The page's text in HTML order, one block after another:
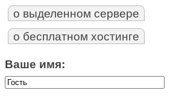
о выделенном сервере
о бесплатном хостинге
Ваше имя: